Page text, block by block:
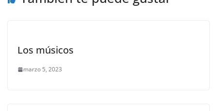
Los músicos
marzo 5, 2023